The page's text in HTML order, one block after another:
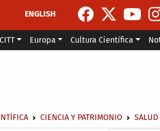
ENGLISH
CITT Europa Cultura Científica
de ayuda a la navegación
CIENCIA Y PATRIMONIO SALUD